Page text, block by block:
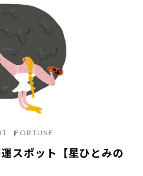
スポット【星ひとみの
FORTUNE